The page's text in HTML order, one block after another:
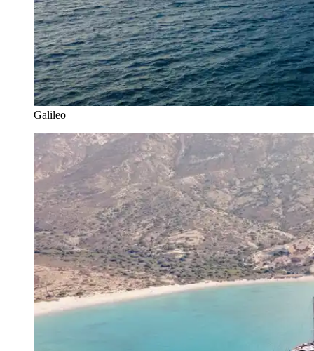
Galileo